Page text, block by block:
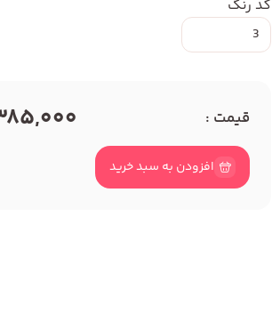
کد رنگ
3
قیمت :
افزودن به سبد خرید